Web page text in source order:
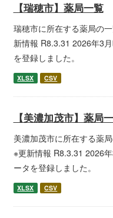
【瑞穂市】薬局一覧
瑞穂市に所在する薬局の
新情報 R8.3.31 2026年3
を登録しました。
XLSX CSV
【美濃加茂市】薬局
美濃加茂市に所在する薬局
※更新情報 R8.3.31 2026
ータを登録しました。
XLSX CSV